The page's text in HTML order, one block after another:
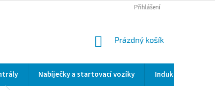
OBCHODU SERVIS / KALIBRACE / VALIDACE/ WELDSCANNER S3
Přihlášení
NÁKUPNÍ
Prázdný košík
Nabíječky a startovací vozíky Indukční a